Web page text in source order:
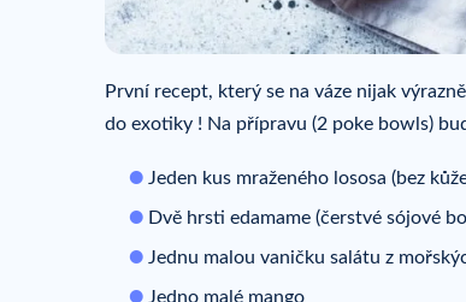
První recept, který se na váze nijak
do exotiky ! Na přípravu (2 poke bowls)
Jeden kus mraženého lososa (bez
Dvě hrsti edamame (čerstvé sójové
Jednu malou vaničku salátu z
Jedno malé mango